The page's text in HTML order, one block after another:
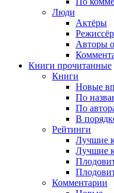
Люди
Актёры
Авторы
Книги прочитанные
Книги
Новые
По
По
В
Рейтинги
Лучшие
Лучшие
Комментарии